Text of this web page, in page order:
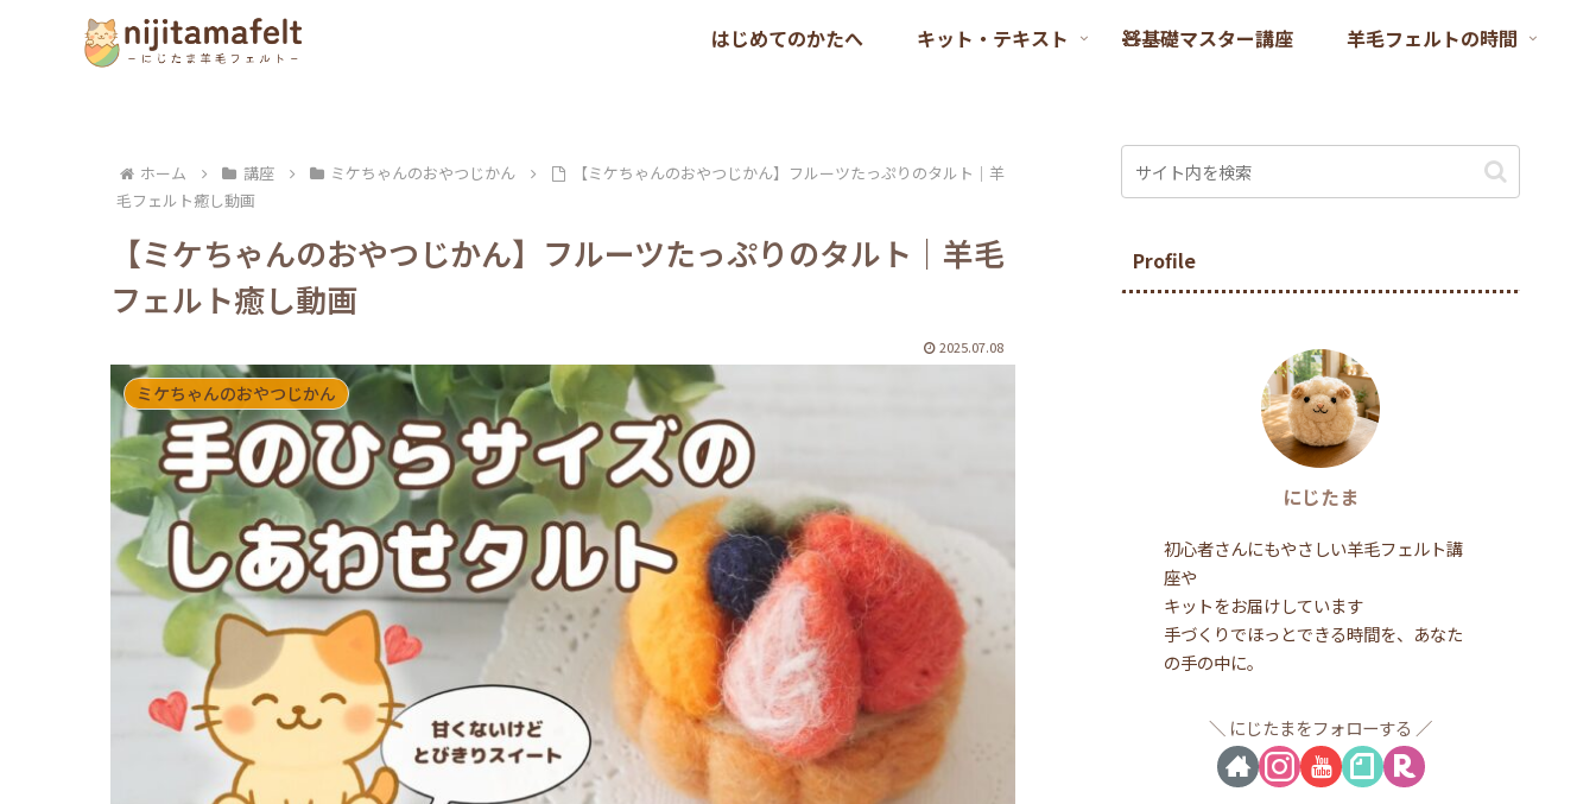
はじめてのかたへ キット・テキスト 🧸基礎マスター講座 羊毛フェルトの時間
ホーム 講座 ミケちゃんのおやつじかん
【ミケちゃんのおやつじかん】フルーツたっぷりのタルト｜羊
毛フェルト癒し動画
【ミケちゃんのおやつじかん】フルーツたっぷりのタルト｜羊毛
フェルト癒し動画
2025.07.08
ミケちゃんのおやつじかん
Profile
にじたま
初心者さんにもやさしい羊毛フェルト講
座や
キットをお届けしています
手づくりでほっとできる時間を、あなた
の手の中に。
にじたまをフォローする